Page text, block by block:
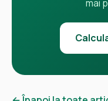
mai